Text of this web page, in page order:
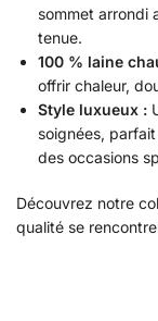
sommet arrondi
tenue.
100 % laine
offrir chaleur,
Style luxueux :
soignées,
des occasions
Découvrez notre
qualité se